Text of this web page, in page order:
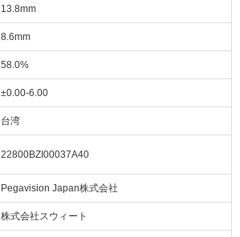
13.8mm
8.6mm
58.0%
±0.00-6.00
台湾
22800BZI00037A40
Pegavision Japan株式会社
株式会社スウィート